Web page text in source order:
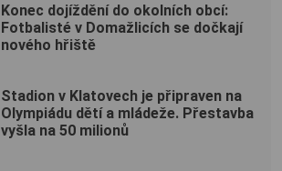
Konec dojíždění do okolních obcí:
Fotbalisté v Domažlicích se dočkají
nového hřiště
Stadion v Klatovech je připraven na
Olympiádu dětí a mládeže. Přestavba
vyšla na 50 milionů